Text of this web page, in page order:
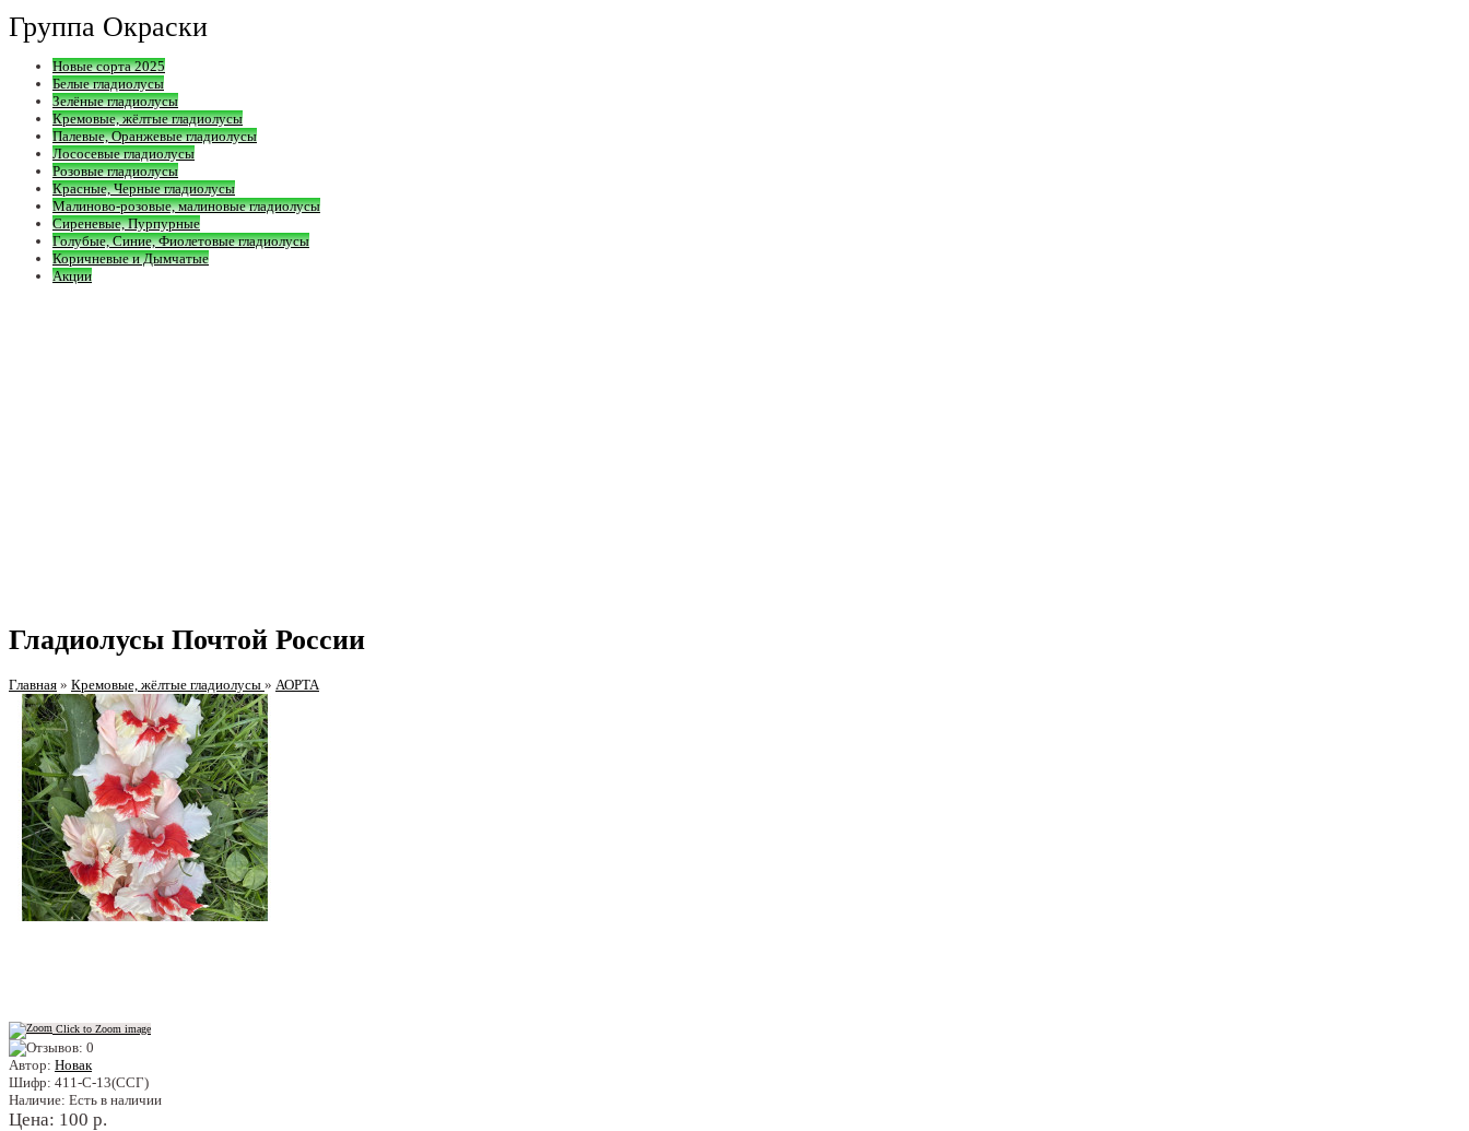
Группа Окраски
Новые сорта 2025
Белые гладиолусы
Зелёные гладиолусы
Кремовые, жёлтые гладиолусы
Палевые, Оранжевые гладиолусы
Лососевые гладиолусы
Розовые гладиолусы
Красные, Черные гладиолусы
Малиново-розовые, малиновые гладиолусы
Сиреневые, Пурпурные
Голубые, Синие, Фиолетовые гладиолусы
Коричневые и Дымчатые
Акции
Гладиолусы Почтой России
Главная » Кремовые, жёлтые гладиолусы » АОРТА
Click to Zoom image
Автор: Новак
Шифр: 411-С-13(ССГ)
Наличие: Есть в наличии
Цена: 100 р.